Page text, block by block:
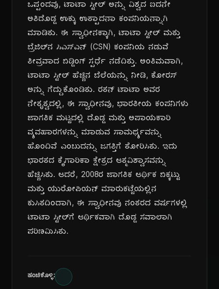
ಒಪ್ಪಂದವು, ಟಾಟಾ ಸ್ಟೀಲ್ ಅನ್ನು ವಿಶ್ವದ ಐದನೇ
ಅತಿದೊಡ್ಡ ಉಕ್ಕು ಉತ್ಪಾದನಾ ಕಂಪನಿಯನ್ನಾಗಿ
ಮಾಡಿತು. ಈ ಸ್ವಾಧೀನಕ್ಕಾಗಿ, ಟಾಟಾ ಸ್ಟೀಲ್ ಮತ್ತು
ಬ್ರೆಜಿಲ್‌ನ ಸಿಎಸ್‌ಎನ್ (CSN) ಕಂಪನಿಯ ನಡುವೆ
ತೀವ್ರವಾದ ಬಿಡ್ಡಿಂಗ್ ಸ್ಪರ್ಧೆ ನಡೆದಿತ್ತು. ಅಂತಿಮವಾಗಿ,
ಟಾಟಾ ಸ್ಟೀಲ್ ಹೆಚ್ಚಿನ ಬೆಲೆಯನ್ನು ನೀಡಿ, ಕೋರಸ್
ಅನ್ನು ಗೆದ್ದುಕೊಂಡಿತು. ರತನ್ ಟಾಟಾ ಅವರ
ನೇತೃತ್ವದಲ್ಲಿ, ಈ ಸ್ವಾಧೀನವು, ಭಾರತೀಯ ಕಂಪನಿಗಳು
ಜಾಗತಿಕ ಮಟ್ಟದಲ್ಲಿ ದೊಡ್ಡ ಮತ್ತು ಅಪಾಯಕಾರಿ
ವ್ಯವಹಾರಗಳನ್ನು ಮಾಡುವ ಸಾಮರ್ಥ್ಯವನ್ನು
ಹೊಂದಿವೆ ಎಂಬುದನ್ನು ಜಗತ್ತಿಗೆ ತೋರಿಸಿತು. ಇದು
ಭಾರತದ ಕೈಗಾರಿಕಾ ಕ್ಷೇತ್ರದ ಆತ್ಮವಿಶ್ವಾಸವನ್ನು
ಹೆಚ್ಚಿಸಿತು. ಆದರೆ, 2008ರ ಜಾಗತಿಕ ಆರ್ಥಿಕ ಬಿಕ್ಕಟ್ಟು
ಮತ್ತು ಯುರೋಪಿಯನ್ ಮಾರುಕಟ್ಟೆಯಲ್ಲಿನ
ಕುಸಿತದಿಂದಾಗಿ, ಈ ಸ್ವಾಧೀನವು ನಂತರದ ವರ್ಷಗಳಲ್ಲಿ
ಟಾಟಾ ಸ್ಟೀಲ್‌ಗೆ ಆರ್ಥಿಕವಾಗಿ ದೊಡ್ಡ ಸವಾಲಾಗಿ
ಪರಿಣಮಿಸಿತು.
ಹಂಚಿಕೊಳ್ಳಿ: